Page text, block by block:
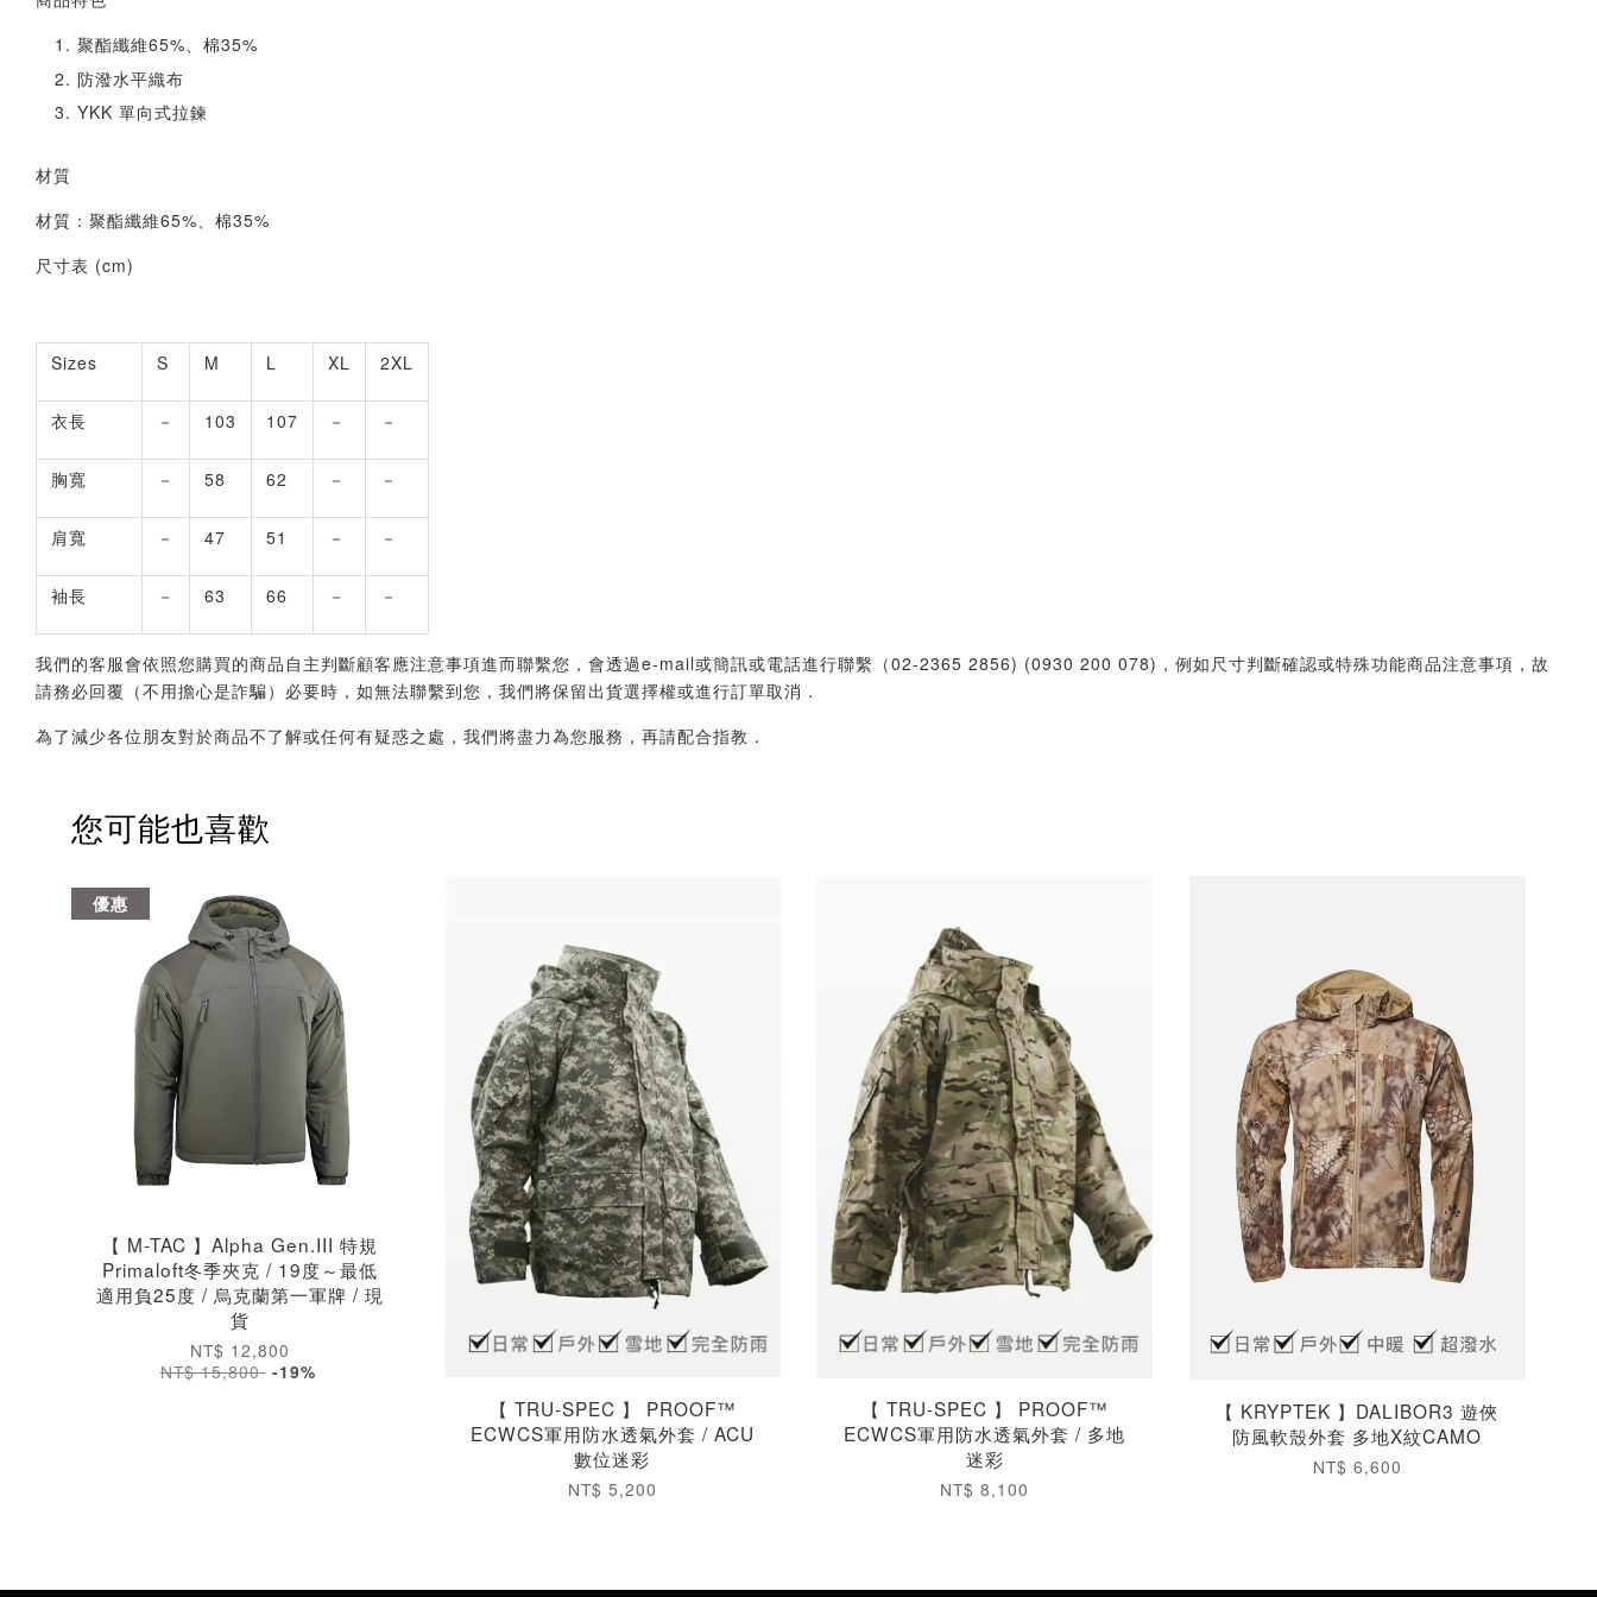
聚酯纖維65%、棉35%
防潑水平織布
YKK 單向式拉鍊
材質
材質：聚酯纖維65%、棉35%
尺寸表 (cm)
Sizes S M L XL 2XL
衣長 － 103 107 － －
胸寬 － 58 62 － －
肩寬 － 47 51 － －
袖長 － 63 66 － －
我們的客服會依照您購買的商品自主判斷顧客應注意事項進而聯繫您，會透過e-mail或簡訊或電話進行聯繫（02-2365 2856) (0930 200 078)，例如尺寸判斷確認或特殊功能商品注意事項，故
請務必回覆（不用擔心是詐騙）必要時，如無法聯繫到您，我們將保留出貨選擇權或進行訂單取消．
為了減少各位朋友對於商品不了解或任何有疑惑之處，我們將盡力為您服務，再請配合指教．
您可能也喜歡
優惠
【 M-TAC 】Alpha Gen.III 特規
Primaloft冬季夾克 / 19度～最低
適用負25度 / 烏克蘭第一軍牌 / 現
貨
NT$ 12,800
NT$ 15,800 -19%
【 TRU-SPEC 】 PROOF™
ECWCS軍用防水透氣外套 / ACU
數位迷彩
NT$ 5,200
【 TRU-SPEC 】 PROOF™
ECWCS軍用防水透氣外套 / 多地
迷彩
NT$ 8,100
【 KRYPTEK 】DALIBOR3 遊俠
防風軟殼外套 多地X紋CAMO
NT$ 6,600